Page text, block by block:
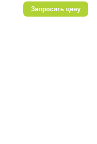
Запросить цену